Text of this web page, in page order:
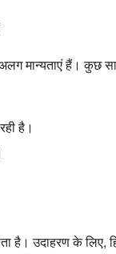
मान्यताएं हैं। कुछ
है।
उदाहरण के लिए,